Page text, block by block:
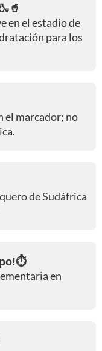
en el estadio de
para los
el marcador; no
de Sudáfrica
en